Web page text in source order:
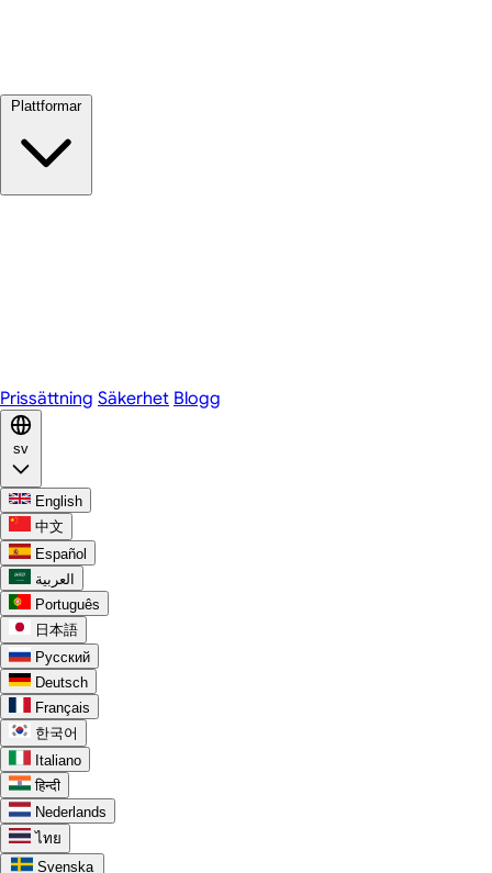
Plattformar
Prissättning Säkerhet Blogg
sv
English
中文
Español
العربية
Português
日本語
Русский
Deutsch
Français
한국어
Italiano
हिन्दी
Nederlands
ไทย
Svenska